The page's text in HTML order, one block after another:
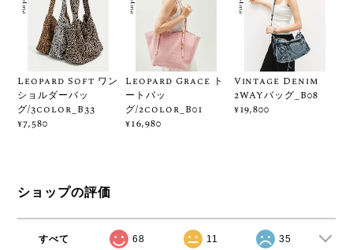
Leopard Soft ワン
ショルダーバッ
グ/3color_B33
¥7,580
Leopard Grace ト
ートバッ
グ/2color_B01
¥16,980
Vintage Denim
2WAYバッグ_B08
¥19,800
ショップの評価
すべて 68 11 35